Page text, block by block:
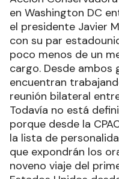
en Washington DC
el presidente Javier
con su par
poco menos de un
cargo. Desde ambos
encuentran
reunión bilateral
Todavía no está
porque desde la
la lista de
que expondrán los
noveno viaje del